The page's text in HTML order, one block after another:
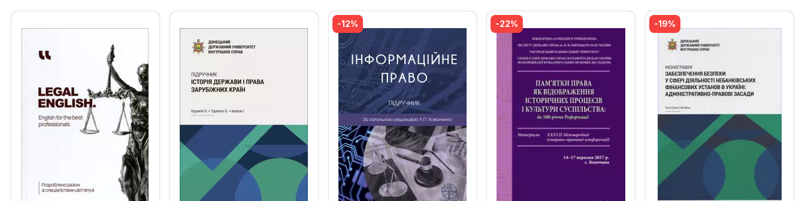
-12% -22% -19%